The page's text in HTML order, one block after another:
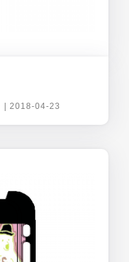
2018-04-23